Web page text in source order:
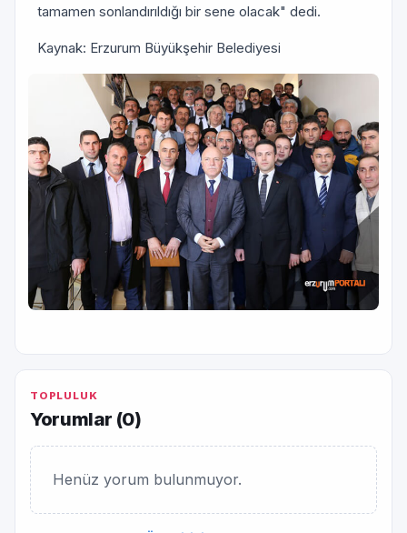
tamamen sonlandırıldığı bir sene olacak" dedi.
Kaynak: Erzurum Büyükşehir Belediyesi
TOPLULUK
Yorumlar (0)
Henüz yorum bulunmuyor.